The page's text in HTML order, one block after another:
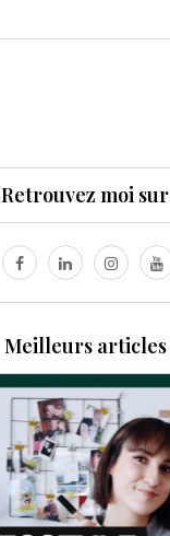
Retrouvez moi sur
Meilleurs articles